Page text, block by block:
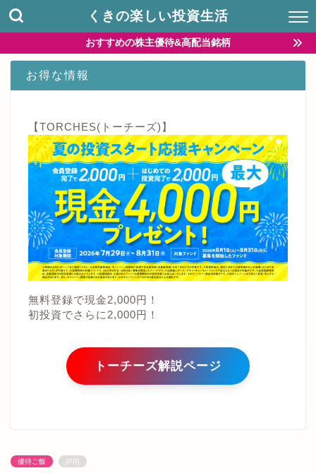
くきの楽しい投資生活
おすすめの株主優待&高配当銘柄
お得な情報
【TORCHES(トーチーズ)】
無料登録で現金2,000円！
初投資でさらに2,000円！
トーチーズ解説ページ
優待ご飯 [PR]